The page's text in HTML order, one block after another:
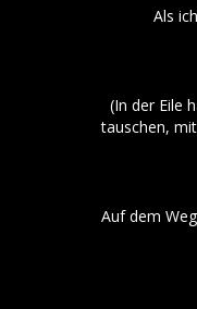
Als
(In der Eile
tauschen,
Auf dem